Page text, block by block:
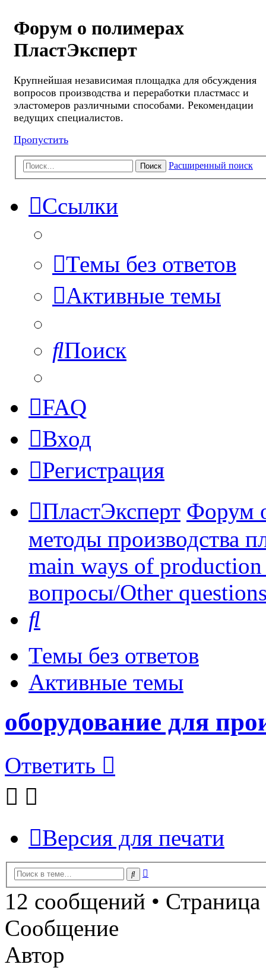
Форум о полимерах
ПластЭксперт
Крупнейшая независимая площадка для обсуждения
вопросов производства и переработки пластмасс и
эластомеров различными способами. Рекомендации
ведущих специалистов.
Пропустить
Поиск Расширенный поиск
Ссылки
Темы без ответов
Активные темы
Поиск
FAQ
Вход
Регистрация
ПластЭксперт Форум
методы производства
main ways of
вопросы/Other
Темы без ответов
Активные темы
оборудование для
Ответить
Версия для печати
Поиск
12 сообщений • Страница
Сообщение
Автор